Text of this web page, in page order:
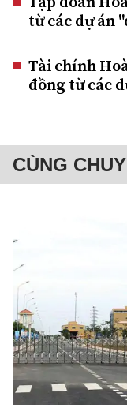
từ các dự án
Tài chính
đồng từ các
CÙNG